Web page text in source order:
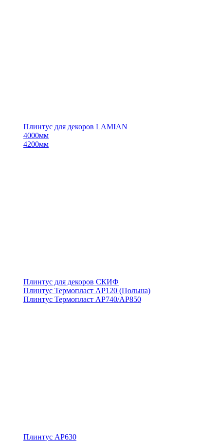
Плинтус для декоров LAMIAN
4000мм
4200мм
Плинтус для декоров СКИФ
Плинтус Термопласт АР120 (Польша)
Плинтус Термопласт АР740/АР850
Плинтус АР630